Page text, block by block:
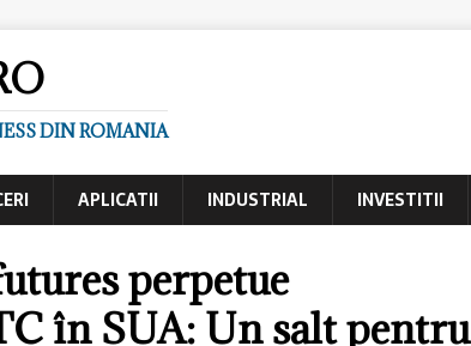
DIN ROMANIA
APLICATII INDUSTRIAL INVESTITII
perpetue
în SUA: Un salt pentru